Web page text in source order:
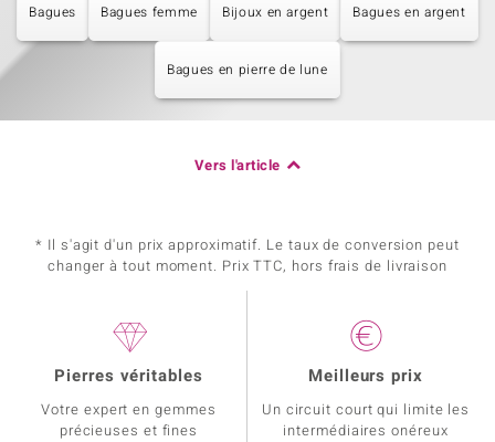
Bagues Bagues femme Bijoux en argent Bagues en argent
Bagues en pierre de lune
Vers l'article
* Il s'agit d'un prix approximatif. Le taux de conversion peut
changer à tout moment. Prix TTC, hors frais de livraison
Pierres véritables
Votre expert en gemmes
précieuses et fines
Meilleurs prix
Un circuit court qui limite les
intermédiaires onéreux